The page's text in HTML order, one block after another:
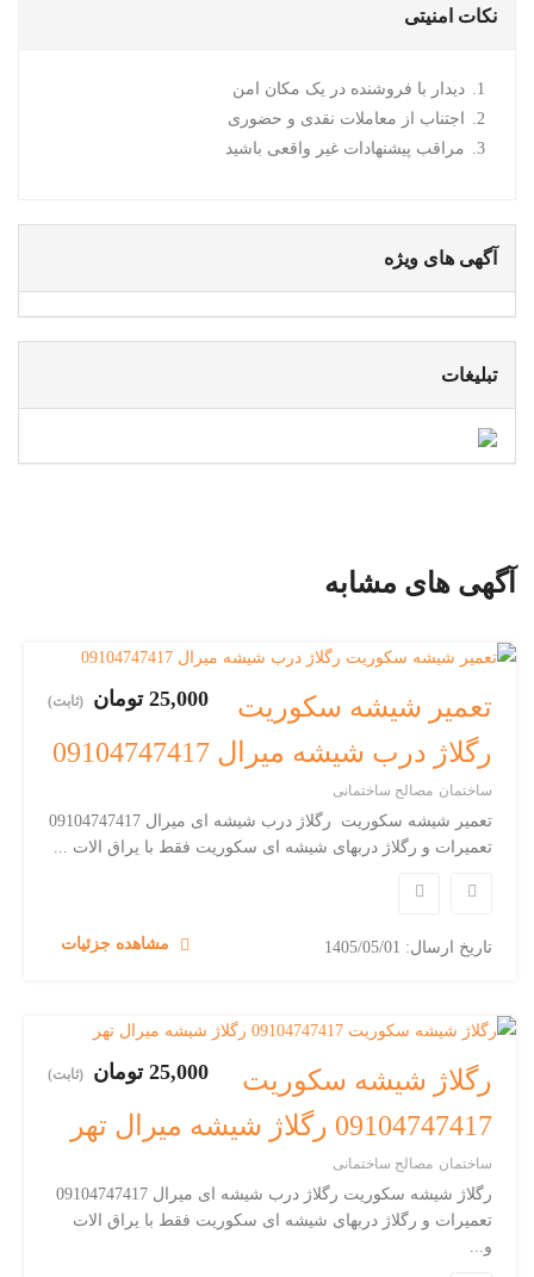
نکات امنیتی
دیدار با فروشنده در یک مکان امن
اجتناب از معاملات نقدی و حضوری
مراقب پیشنهادات غیر واقعی باشید
آگهی های ویژه
تبلیغات
آگهی های مشابه
25,000 تومان (ثابت)
تعمیر شیشه سکوریت
رگلاژ درب شیشه میرال 09104747417
ساختمان مصالح ساختمانی
تعمیر شیشه سکوریت رگلاژ درب شیشه ای میرال 09104747417
تعمیرات و رگلاژ دربهای شیشه ای سکوریت فقط با یراق الات ...
تاریخ ارسال: 1405/05/01 مشاهده جزئیات
25,000 تومان (ثابت)
رگلاژ شیشه سکوریت
09104747417 رگلاژ شیشه میرال تهر
ساختمان مصالح ساختمانی
رگلاژ شیشه سکوریت رگلاژ درب شیشه ای میرال 09104747417
تعمیرات و رگلاژ دربهای شیشه ای سکوریت فقط با یراق الات
و...